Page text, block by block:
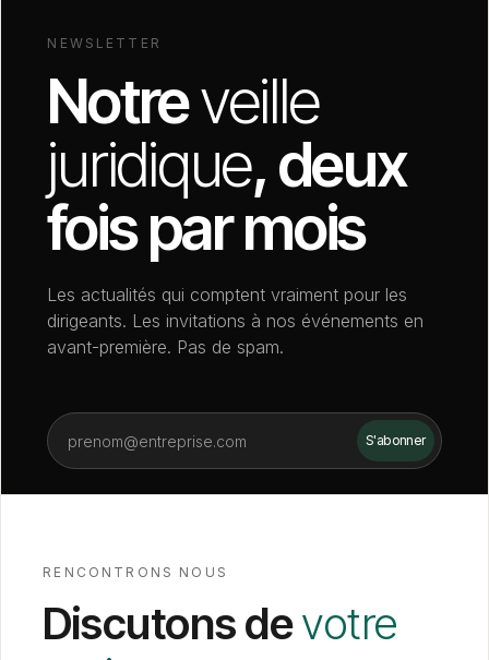
NEWSLETTER
Notreveille
juridique, deux
fois par mois
Les actualités qui comptent vraiment pour les
dirigeants. Les invitations à nos événements en
avant-première. Pas de spam.
RENCONTRONS NOUS
Discutons devotre